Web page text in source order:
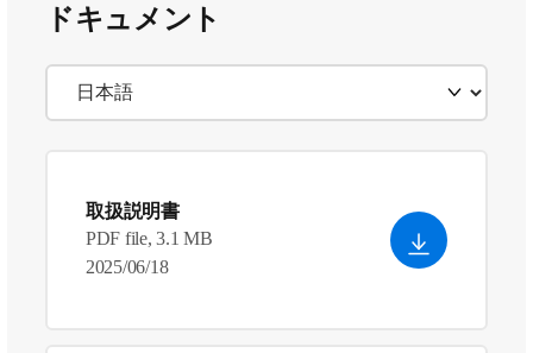
ドキュメント
取扱説明書
PDF file, 3.1 MB
2025/06/18